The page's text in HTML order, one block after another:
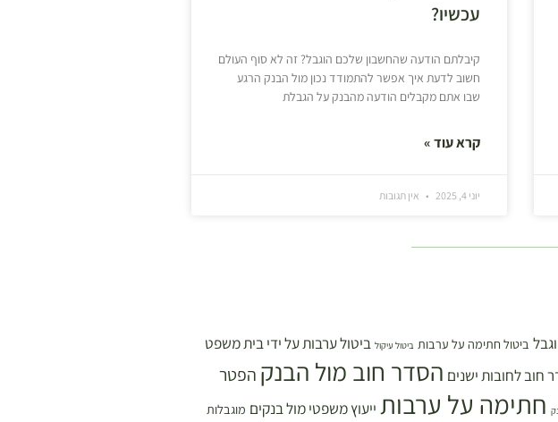
עכשיו?
קיבלתם הודעה שהחשבון שלכם הוגבל? זה לא סוף העולם
חשוב לדעת איך אפשר להתמודד נכון מול הבנק הרגע
שבו אתם מקבלים הודעה מהבנק על הגבלת
קרא עוד »
יוני 4, 2025 אין תגובות
ביטול חתימה על ערבות ביטול עיקול ביטול ערבות על ידי בית משפט
חוב לחובות ישנים הסדר חוב מול הבנק הפטר
חתימה על ערבות ייעוץ משפטי מול בנקים מוגבלות